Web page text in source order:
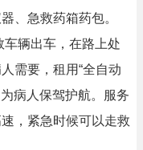
、急救药箱药包。
车辆出车，在路上处
需要，租用“全自动
病人保驾护航。服务
，紧急时候可以走救